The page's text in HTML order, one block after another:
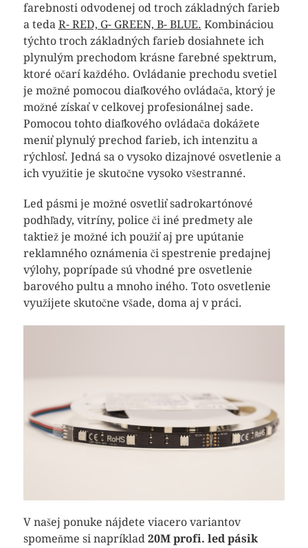
farebnosti odvodenej od troch základných farieb
a teda R- RED, G- GREEN, B- BLUE. Kombináciou
týchto troch základných farieb dosiahnete ich
plynulým prechodom krásne farebné spektrum,
ktoré očarí každého. Ovládanie prechodu svetiel
je možné pomocou diaľkového ovládača, ktorý je
možné získať v celkovej profesionálnej sade.
Pomocou tohto diaľkového ovládača dokážete
meniť plynulý prechod farieb, ich intenzitu a
rýchlosť. Jedná sa o vysoko dizajnové osvetlenie a
ich využitie je skutočne vysoko všestranné.
Led pásmi je možné osvetliť sadrokartónové
podhľady, vitríny, police či iné predmety ale
taktiež je možné ich použiť aj pre upútanie
reklamného oznámenia či spestrenie predajnej
výlohy, poprípade sú vhodné pre osvetlenie
barového pultu a mnoho iného. Toto osvetlenie
využijete skutočne všade, doma aj v práci.
V našej ponuke nájdete viacero variantov
spomeňme si napríklad 20M profi. led pásik